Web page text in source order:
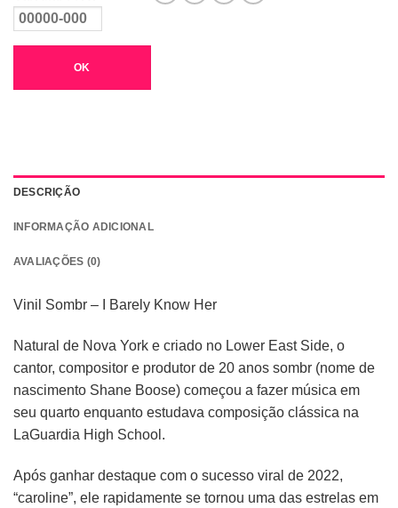
OK
DESCRIÇÃO
INFORMAÇÃO ADICIONAL
AVALIAÇÕES (0)
Vinil Sombr – I Barely Know Her
Natural de Nova York e criado no Lower East Side, o
cantor, compositor e produtor de 20 anos sombr (nome de
nascimento Shane Boose) começou a fazer música em
seu quarto enquanto estudava composição clássica na
LaGuardia High School.
Após ganhar destaque com o sucesso viral de 2022,
“caroline”, ele rapidamente se tornou uma das estrelas em